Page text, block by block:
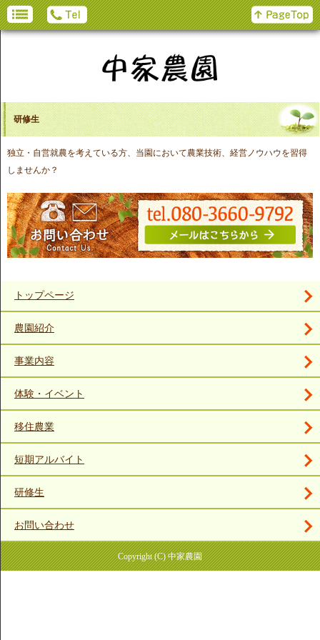
研修生
独立・自営就農を考えている方、当園において農業技術、経営ノウハウを習得
しませんか？
トップページ
農園紹介
事業内容
体験・イベント
移住農業
短期アルバイト
研修生
お問い合わせ
Copyright (C) 中家農園